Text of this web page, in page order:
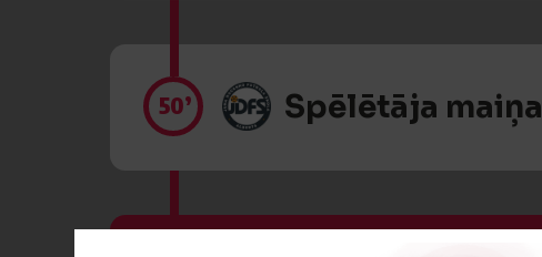
50’ Spēlētāja maiņa